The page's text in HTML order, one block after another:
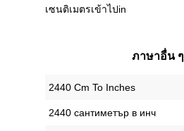
เซนติเมตรเข้าไปin
ภาษาอื่น ๆ
‎2440 Cm To Inches
‎2440 сантиметър в инч